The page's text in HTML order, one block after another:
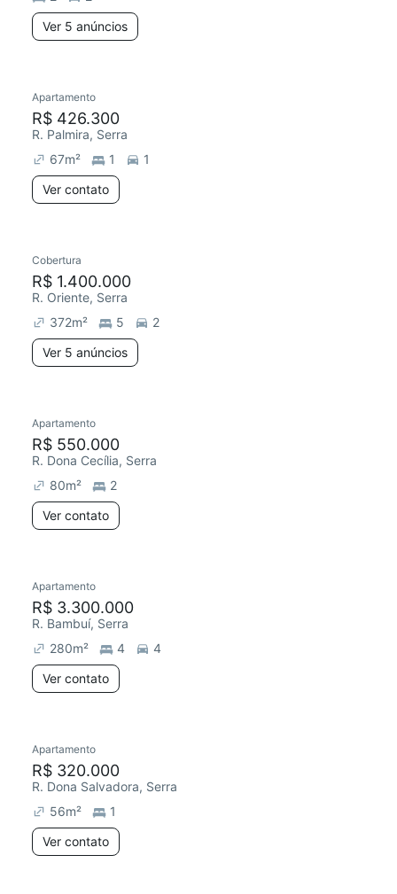
Ver 5 anúncios
Apartamento
R$ 426.300
R. Palmira, Serra
67m² 1
1
Ver contato
Cobertura
R$ 1.400.000
R. Oriente, Serra
372m² 5
2
Ver 5 anúncios
Apartamento
R$ 550.000
R. Dona Cecília, Serra
80m²
2
Ver contato
Apartamento
R$ 3.300.000
R. Bambuí, Serra
280m² 4
4
Ver contato
Apartamento
R$ 320.000
R. Dona Salvadora, Serra
56m²
1
Ver contato